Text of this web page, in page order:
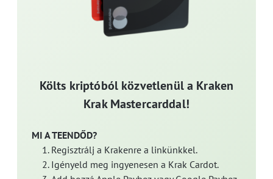
Költs kriptóból közvetlenül a Kraken
Krak Mastercarddal!
MI A TEENDŐD?
Regisztrálj a Krakenre a linkünkkel.
Igényeld meg ingyenesen a Krak Cardot.